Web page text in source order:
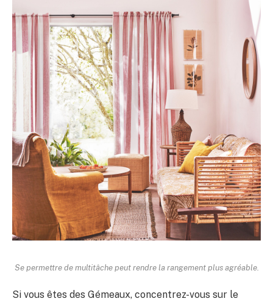
Se permettre de multitâche peut rendre la rangement plus agréable.
Si vous êtes des Gémeaux, concentrez-vous sur le